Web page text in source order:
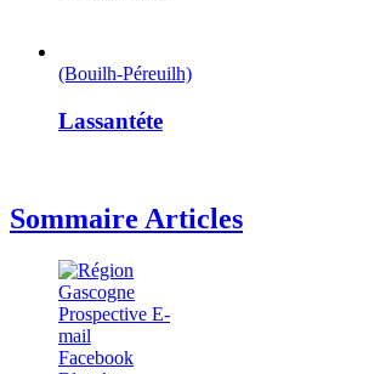
(Bouilh-Péreuilh)
Lassantéte
Sommaire Articles